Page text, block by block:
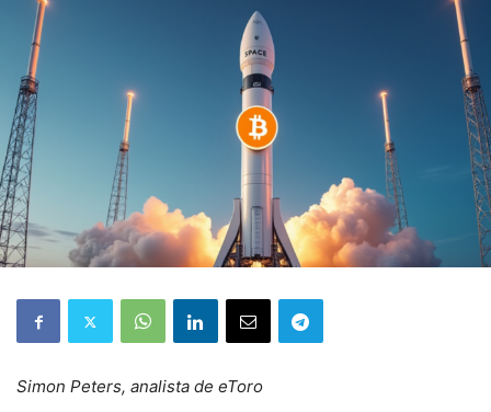
Simon Peters, analista de eToro